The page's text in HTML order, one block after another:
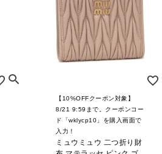
【10%OFFクーポン対象】
8/21 9:59まで。クーポンコー
ド「wklycp10」を購入画面で
入力！
ミュウミュウ 二つ折り財